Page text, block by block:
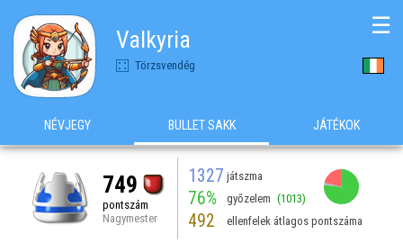
Valkyria
Törzsvendég
☰
NÉVJEGY BULLET SAKK JÁTÉKOK
749
pontszám
Nagymester
1327 játszma
76% győzelem (1013)
492 ellenfelek átlagos pontszáma